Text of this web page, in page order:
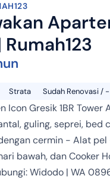
Strata Sudah Renovasi / -
Icon Gresik 1BR
guling, seprei,
cermin - Alat
bawah, dan Cooker
Widodo | WA